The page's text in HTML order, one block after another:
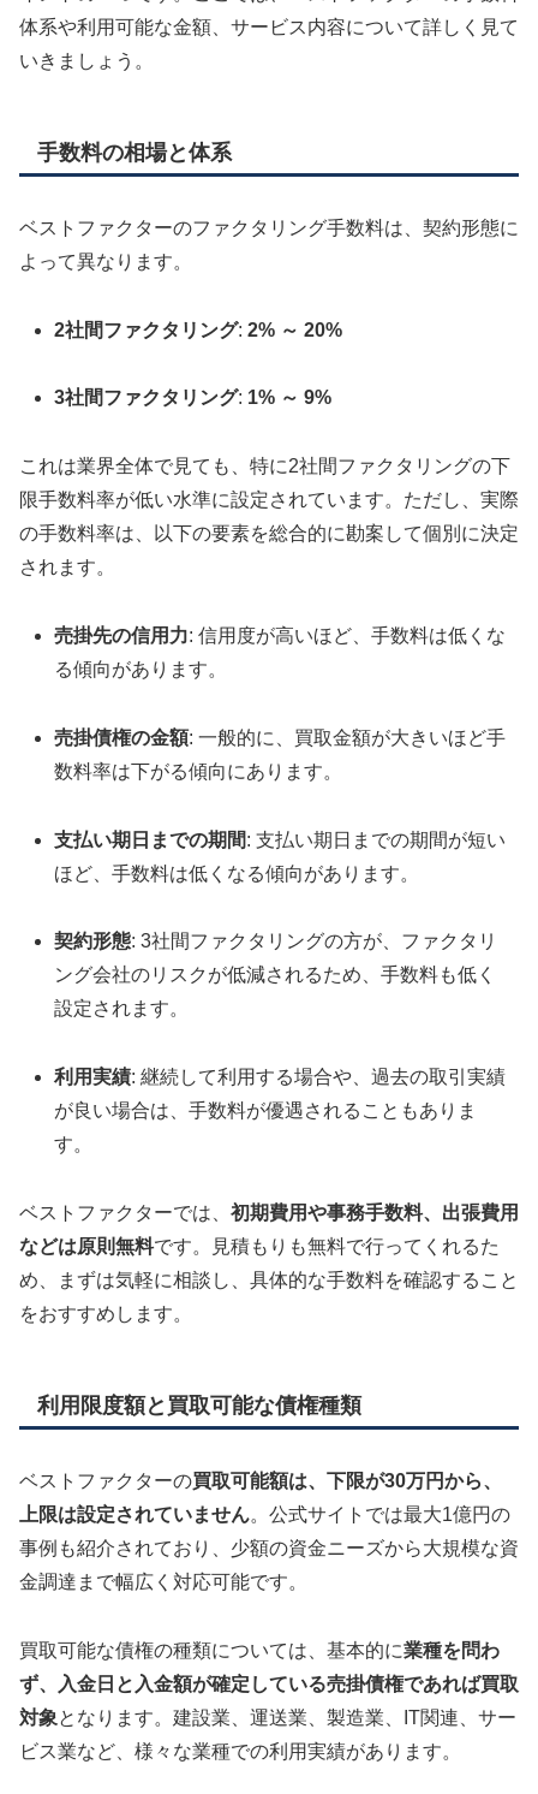
体系や利用可能な金額、サービス内容について詳しく見て
いきましょう。
手数料の相場と体系
ベストファクターのファクタリング手数料は、契約形態に
よって異なります。
2社間ファクタリング:2% ～ 20%
3社間ファクタリング: 1% ～ 9%
これは業界全体で見ても、特に2社間ファクタリングの下
限手数料率が低い水準に設定されています。ただし、実際
の手数料率は、以下の要素を総合的に勘案して個別に決定
されます。
売掛先の信用力: 信用度が高いほど、手数料は低くな
る傾向があります。
売掛債権の金額: 一般的に、買取金額が大きいほど手
数料率は下がる傾向にあります。
支払い期日までの期間: 支払い期日までの期間が短い
ほど、手数料は低くなる傾向があります。
契約形態: 3社間ファクタリングの方が、ファクタリ
ング会社のリスクが低減されるため、手数料も低く
設定されます。
利用実績: 継続して利用する場合や、過去の取引実績
が良い場合は、手数料が優遇されることもありま
す。
ベストファクターでは、 初期費用や事務手数料、出張費用
などは原則無料です。見積もりも無料で行ってくれるた
め、まずは気軽に相談し、具体的な手数料を確認すること
をおすすめします。
利用限度額と買取可能な債権種類
ベストファクターの買取可能額は、下限が30万円から、
上限は設定されていません。公式サイトでは最大1億円の
事例も紹介されており、少額の資金ニーズから大規模な資
金調達まで幅広く対応可能です。
買取可能な債権の種類については、基本的に業種を問わ
ず、入金日と入金額が確定している売掛債権であれば買取
対象となります。建設業、運送業、製造業、IT関連、サー
ビス業など、様々な業種での利用実績があります。